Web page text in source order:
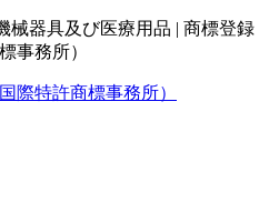
器具及び医療用品 | 商標登録
事務所）